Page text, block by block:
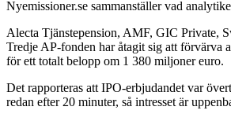
Nyemissioner.se sammanställer vad
Alecta Tjänstepension, AMF, GIC Private,
Tredje AP-fonden har åtagit sig att förvärva
för ett totalt belopp om 1 380 miljoner euro.
Det rapporteras att IPO-erbjudandet var
redan efter 20 minuter, så intresset är